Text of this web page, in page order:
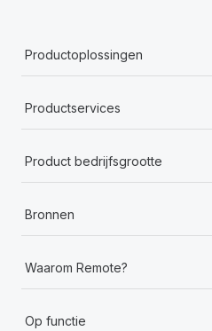
Productoplossingen
Productservices
Product bedrijfsgrootte
Bronnen
Waarom Remote?
Op functie